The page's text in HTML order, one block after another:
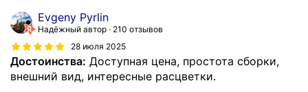
Evgeny Pyrlin
Надёжный автор
210 отзывов
28 июля 2025
Достоинства: Доступная цена, простота сборки,
внешний вид, интересные расцветки.